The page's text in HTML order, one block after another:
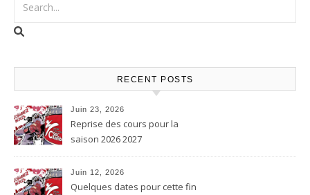
RECENT POSTS
Juin 23, 2026
Reprise des cours pour la
saison 2026 2027
Juin 12, 2026
Quelques dates pour cette fin